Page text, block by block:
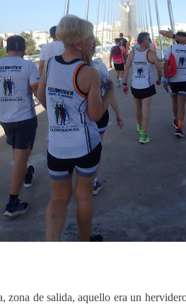
zona de salida, aquello era un